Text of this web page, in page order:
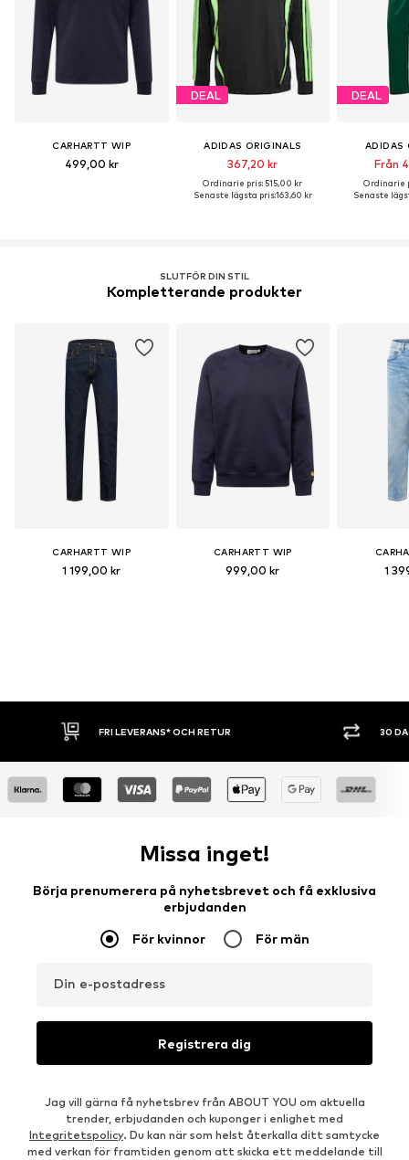
CARHARTT WIP
499,00 kr
DEAL
ADIDAS ORIGINALS
367,20 kr
Ordinarie pris: 515,00 kr
Senaste lägsta pris:163,60 kr
DEAL
ADIDAS
Från
Ordinarie
Senaste
SLUTFÖR DIN STIL
Kompletterande produkter
CARHARTT WIP
1 199,00 kr
CARHARTT WIP
999,00 kr 1
30 DAGARS ÖPPET KÖP SHOPPA NU.
Missa inget!
Börja prenumerera på nyhetsbrevet och få exklusiva
erbjudanden
För kvinnor För män
Din e-postadress
Registrera dig
Jag vill gärna få nyhetsbrev från ABOUT YOU om aktuella
trender, erbjudanden och kuponger i enlighet med
Integritetspolicy. Du kan när som helst återkalla ditt samtycke
med verkan för framtiden genom att skicka ett meddelande till